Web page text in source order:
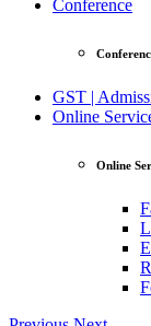
Conference
GST |
Online
Online